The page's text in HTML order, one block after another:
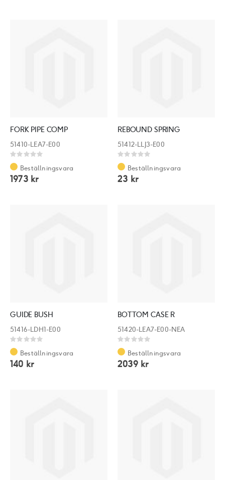
FORK PIPE COMP
51410-LEA7-E00
Rating:
0%
Beställningsvara
1973 kr
REBOUND SPRING
51412-LLJ3-E00
Rating:
0%
Beställningsvara
23 kr
GUIDE BUSH
51416-LDH1-E00
Rating:
0%
Beställningsvara
140 kr
BOTTOM CASE R
51420-LEA7-E00-NEA
Rating:
0%
Beställningsvara
2039 kr